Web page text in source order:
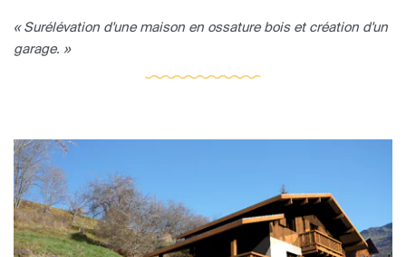
« Surélévation d'une maison en ossature bois et création d'un
garage. »